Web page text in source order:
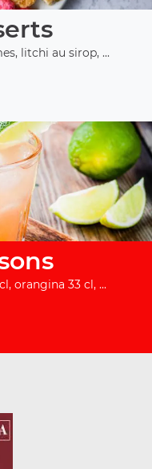
litchi au sirop, ...
orangina 33 cl, ...